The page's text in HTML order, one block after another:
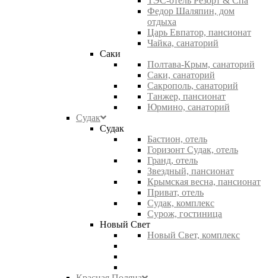
Федор Шаляпин, дом
отдыха
Царь Евпатор, пансионат
Чайка, санаторий
Саки
Полтава-Крым, санаторий
Саки, санаторий
Сакрополь, санаторий
Танжер, пансионат
Юрмино, санаторий
Судак
Судак
Бастион, отель
Горизонт Судак, отель
Гранд, отель
Звездный, пансионат
Крымская весна, пансионат
Приват, отель
Судак, комплекс
Сурож, гостиница
Новый Свет
Новый Свет, комплекс